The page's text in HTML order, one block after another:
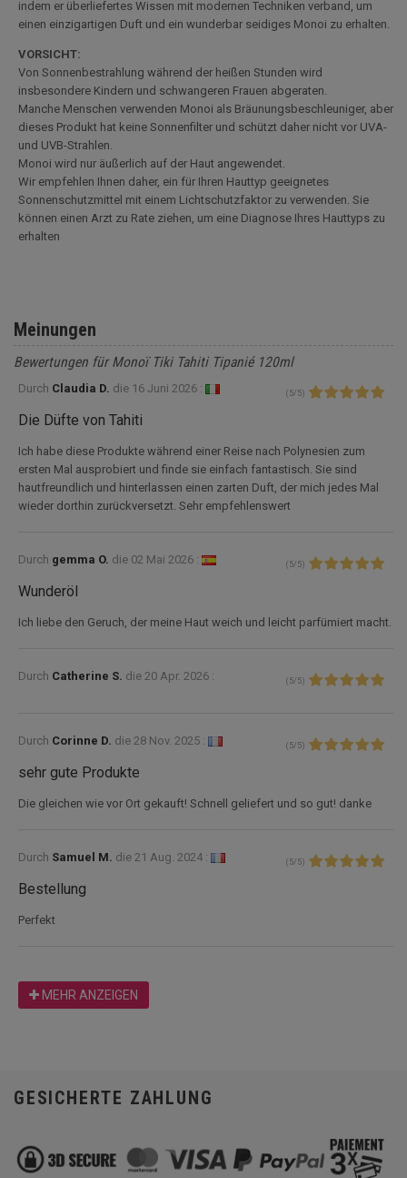
indem er überliefertes Wissen mit modernen Techniken verband, um
einen einzigartigen Duft und ein wunderbar seidiges Monoi zu erhalten.
VORSICHT:
Von Sonnenbestrahlung während der heißen Stunden wird
insbesondere Kindern und schwangeren Frauen abgeraten.
Manche Menschen verwenden Monoi als Bräunungsbeschleuniger, aber
dieses Produkt hat keine Sonnenfilter und schützt daher nicht vor UVA-
und UVB-Strahlen.
Monoi wird nur äußerlich auf der Haut angewendet.
Wir empfehlen Ihnen daher, ein für Ihren Hauttyp geeignetes
Sonnenschutzmittel mit einem Lichtschutzfaktor zu verwenden. Sie
können einen Arzt zu Rate ziehen, um eine Diagnose Ihres Hauttyps zu
erhalten
Meinungen
Bewertungen für Monoï Tiki Tahiti Tipanié 120ml
Durch Claudia D. die 16 Juni 2026 : ( 5/ 5)
Die Düfte von Tahiti
Ich habe diese Produkte während einer Reise nach Polynesien zum
ersten Mal ausprobiert und finde sie einfach fantastisch. Sie sind
hautfreundlich und hinterlassen einen zarten Duft, der mich jedes Mal
wieder dorthin zurückversetzt. Sehr empfehlenswert
Durch gemma O. die 02 Mai 2026 : ( 5/ 5)
Wunderöl
Ich liebe den Geruch, der meine Haut weich und leicht parfümiert macht.
Durch Catherine S. die 20 Apr. 2026 : ( 5/ 5)
Durch Corinne D. die 28 Nov. 2025 : ( 5/ 5)
sehr gute Produkte
Die gleichen wie vor Ort gekauft! Schnell geliefert und so gut! danke
Durch Samuel M. die 21 Aug. 2024 : ( 5/ 5)
Bestellung
Perfekt
MEHR ANZEIGEN
GESICHERTE ZAHLUNG